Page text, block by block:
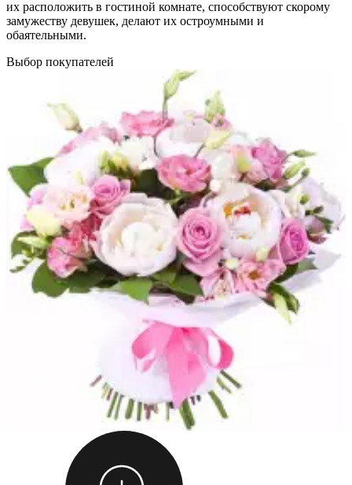
их расположить в гостиной комнате, способствуют скорому
замужеству девушек, делают их остроумными и
обаятельными.
Выбор покупателей